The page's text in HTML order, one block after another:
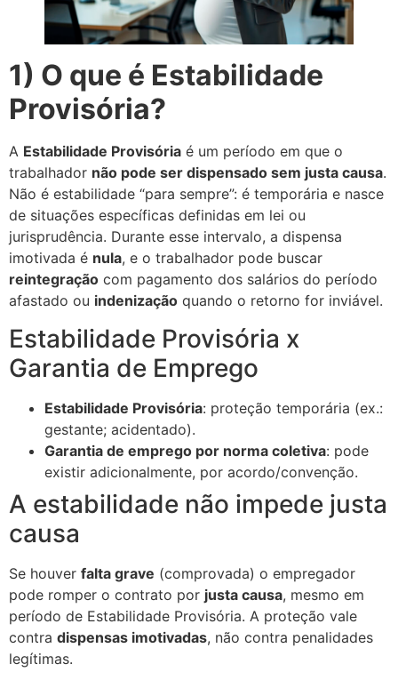
1) O que é Estabilidade
Provisória?
A Estabilidade Provisória é um período em que o
trabalhador não pode ser dispensado sem justa causa.
Não é estabilidade “para sempre”: é temporária e nasce
de situações específicas definidas em lei ou
jurisprudência. Durante esse intervalo, a dispensa
imotivada é nula, e o trabalhador pode buscar
reintegração com pagamento dos salários do período
afastado ou indenização quando o retorno for inviável.
Estabilidade Provisória x
Garantia de Emprego
Estabilidade Provisória: proteção temporária (ex.:
gestante; acidentado).
Garantia de emprego por norma coletiva: pode
existir adicionalmente, por acordo/convenção.
A estabilidade não impede justa
causa
Se houver falta grave (comprovada) o empregador
pode romper o contrato por justa causa, mesmo em
período de Estabilidade Provisória. A proteção vale
contra dispensas imotivadas, não contra penalidades
legítimas.